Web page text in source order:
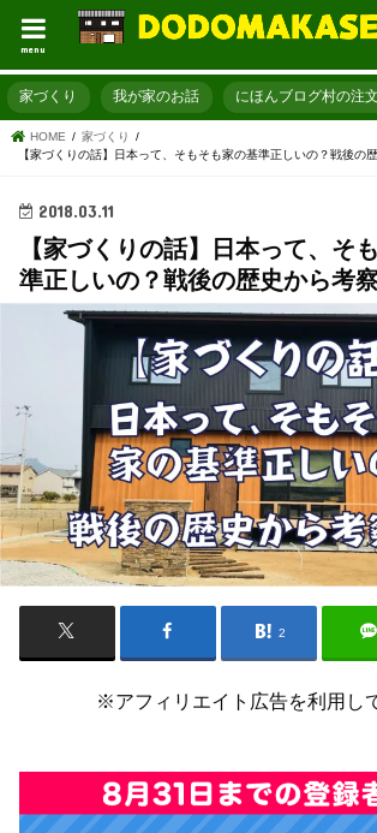
menu
家づくり 我が家のお話 にほんブログ村の注
HOME
家づくり
【家づくりの話】日本って、そもそも家の基準正しいの？戦後の
2018.03.11
【家づくりの話】日本って、そ
準正しいの？戦後の歴史から考察
2
※アフィリエイト広告を利用し